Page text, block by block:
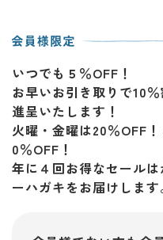
いつでも５％OFF！
お早いお引き取りで10
進呈いたします！
火曜・金曜は20％OFF
0％OFF！
年に４回お得なセール
ーハガキをお届けします